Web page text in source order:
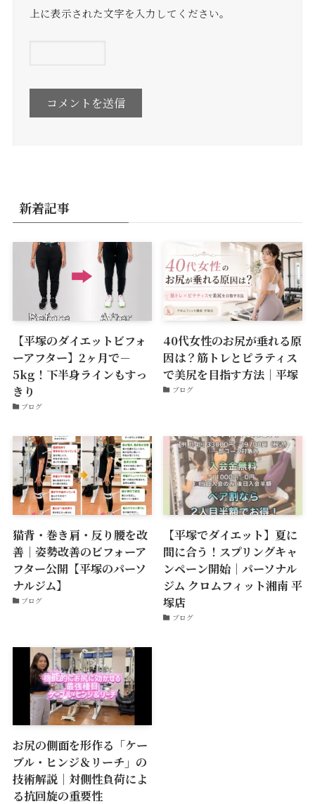
上に表示された文字を入力してください。
新着記事
【平塚のダイエットビフォ
ーアフター】2ヶ月で－
5kg！下半身ラインもすっ
きり
ブログ
40代女性のお尻が垂れる原
因は？筋トレとピラティス
で美尻を目指す方法｜平塚
ブログ
猫背・巻き肩・反り腰を改
善｜姿勢改善のビフォーア
フター公開【平塚のパーソ
ナルジム】
ブログ
【平塚でダイエット】夏に
間に合う！スプリングキャ
ンペーン開始｜パーソナル
ジム クロムフィット湘南 平
塚店
ブログ
お尻の側面を形作る「ケー
ブル・ヒンジ＆リーチ」の
技術解説｜対側性負荷によ
る抗回旋の重要性